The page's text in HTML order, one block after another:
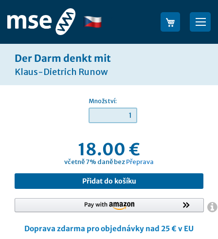
na
obsah
Jazyk
Der Darm denkt mit
Klaus-Dietrich Runow
Množství:
18.00 €
včetně 7% daně bezPřeprava
Přidat do košíku
Doprava zdarma pro objednávky nad 25 € v EU